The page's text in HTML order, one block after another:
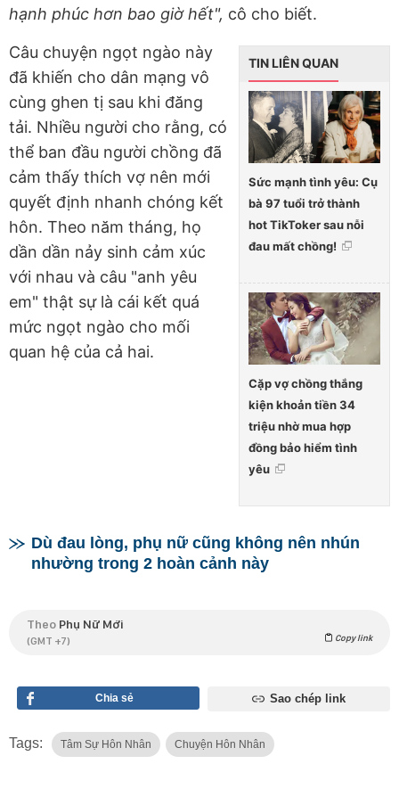
hạnh phúc hơn bao giờ hết", cô cho biết.
TIN LIÊN QUAN
Sức mạnh tình yêu: Cụ
bà 97 tuổi trở thành
hot TikToker sau nỗi
đau mất chồng!
Cặp vợ chồng thắng
kiện khoản tiền 34
triệu nhờ mua hợp
đồng bảo hiểm tình
yêu
Câu chuyện ngọt ngào này
đã khiến cho dân mạng vô
cùng ghen tị sau khi đăng
tải. Nhiều người cho rằng, có
thể ban đầu người chồng đã
cảm thấy thích vợ nên mới
quyết định nhanh chóng kết
hôn. Theo năm tháng, họ
dần dần nảy sinh cảm xúc
với nhau và câu "anh yêu
em" thật sự là cái kết quá
mức ngọt ngào cho mối
quan hệ của cả hai.
Dù đau lòng, phụ nữ cũng không nên nhún
nhường trong 2 hoàn cảnh này
Theo Phụ Nữ Mới
(GMT +7) Copy link
Chia sẻ Sao chép link
Tags: Tâm Sự Hôn Nhân Chuyện Hôn Nhân